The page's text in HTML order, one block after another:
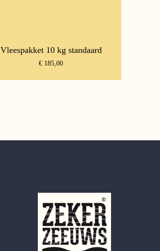
Vleespakket 10 kg standaard
€ 185,00